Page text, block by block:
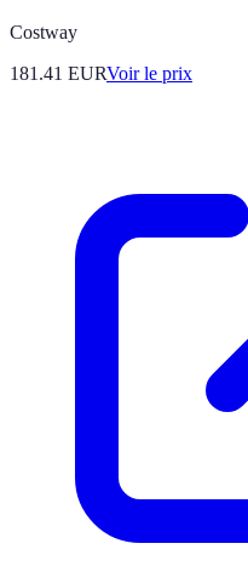
Costway
181.41 EURVoir le prix